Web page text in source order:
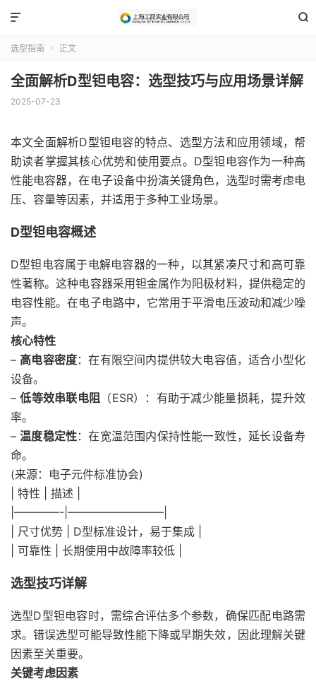


选型指南  正文
全面解析D型钽电容：选型技巧与应用场景详解
2025-07-23
本文全面解析D型钽电容的特点、选型方法和应用领域，帮
助读者掌握其核心优势和使用要点。D型钽电容作为一种高
性能电容器，在电子设备中扮演关键角色，选型时需考虑电
压、容量等因素，并适用于多种工业场景。
D型钽电容概述
D型钽电容属于电解电容器的一种，以其紧凑尺寸和高可靠
性著称。这种电容器采用钽金属作为阳极材料，提供稳定的
电容性能。在电子电路中，它常用于平滑电压波动和减少噪
声。
核心特性
– 高电容密度：在有限空间内提供较大电容值，适合小型化
设备。
–低等效串联电阻 （ESR）：有助于减少能量损耗，提升效
率。
–温度稳定性：在宽温范围内保持性能一致性，延长设备寿
命。
(来源：电子元件标准协会)
| 特性 | 描述 |
|————-|————————–|
| 尺寸优势 | D型标准设计，易于集成 |
| 可靠性 | 长期使用中故障率较低 |
选型技巧详解
选型D型钽电容时，需综合评估多个参数，确保匹配电路需
求。错误选型可能导致性能下降或早期失效，因此理解关键
因素至关重要。
关键考虑因素